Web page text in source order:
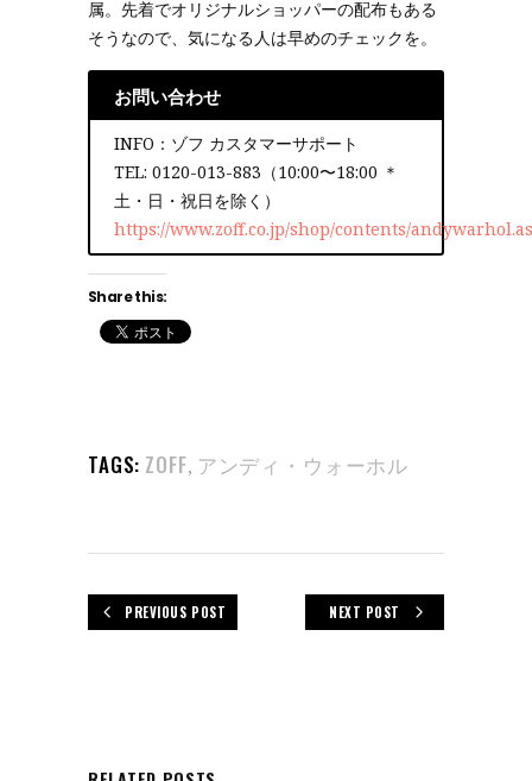
属。先着でオリジナルショッパーの配布もある
そうなので、気になる人は早めのチェックを。
お問い合わせ
INFO：ゾフ カスタマーサポート
TEL: 0120-013-883（10:00〜18:00 ＊
土・日・祝日を除く）
https://www.zoff.co.jp/shop/contents/
Share this:
TAGS: ZOFF, アンディ・ウォーホル
PREVIOUS POST NEXT POST